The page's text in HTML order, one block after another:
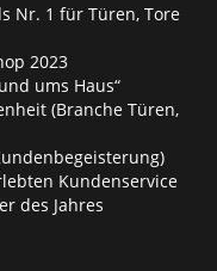
Nr. 1 für Türen, Tore
2023
ums Haus“
(Branche Türen,
Kundenservice
des Jahres